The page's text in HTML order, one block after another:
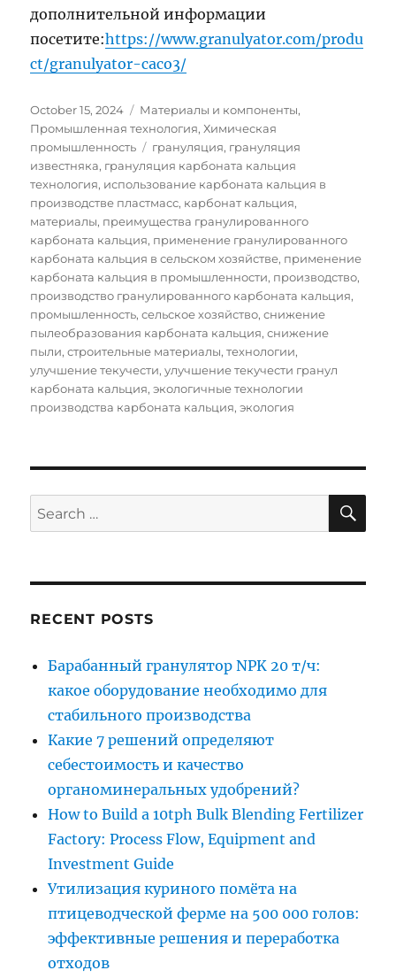
дополнительной информации
посетите:https://www.granulyator.com/produ
ct/granulyator-caco3/
Posted
on
October 15, 2024 Categories
Материалы и компоненты,
Промышленная технология, Химическая
промышленность
Tags
грануляция, грануляция
известняка, грануляция карбоната кальция
технология, использование карбоната кальция в
производстве пластмасс, карбонат кальция,
материалы, преимущества гранулированного
карбоната кальция, применение гранулированного
карбоната кальция в сельском хозяйстве, применение
карбоната кальция в промышленности, производство,
производство гранулированного карбоната кальция,
промышленность,сельское хозяйство,снижение
пылеобразования карбоната кальция,снижение
пыли,строительные материалы,технологии,
улучшение текучести,улучшение текучести гранул
карбоната кальция,экологичные технологии
производства карбоната кальция,экология
Search
for:
RECENT POSTS
Барабанный гранулятор NPK 20 т/ч:
какое оборудование необходимо для
стабильного производства
Какие 7 решений определяют
себестоимость и качество
органоминеральных удобрений?
How to Build a 10tph Bulk Blending Fertilizer
Factory: Process Flow, Equipment and
Investment Guide
Утилизация куриного помёта на
птицеводческой ферме на 500 000 голов:
эффективные решения и переработка
отходов